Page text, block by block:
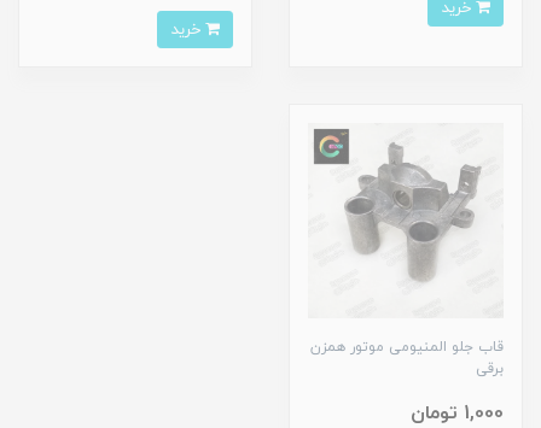
قاب جلو المنیومی موتور همزن
برقی
1,000 تومان